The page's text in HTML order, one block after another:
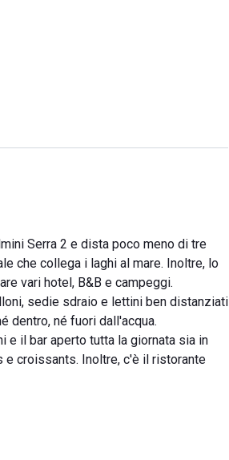
Serra 2 e dista poco meno di tre
che collega i laghi al mare. Inoltre, lo
vari hotel, B&B e campeggi.
sedie sdraio e lettini ben distanziati
dentro, né fuori dall'acqua.
il bar aperto tutta la giornata sia in
croissants. Inoltre, c'è il ristorante